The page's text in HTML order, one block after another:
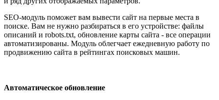
SEO-модуль поможет вам вывести сайт на первые места в
поиске. Вам не нужно разбираться в его устройстве: файлы
описаний и robots.txt, обновление карты сайта - все операции
автоматизированы. Модуль облегчает ежедневную работу по
продвижению сайта в рейтингах поисковых машин.
Автоматическое обновление